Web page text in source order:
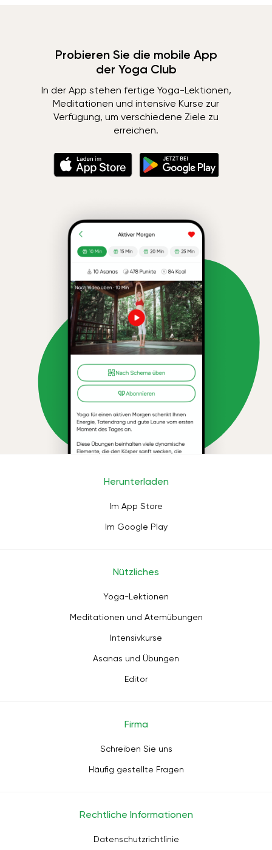
Probieren Sie die mobile App
der Yoga Club
In der App stehen fertige Yoga-Lektionen,
Meditationen und intensive Kurse zur
Verfügung, um verschiedene Ziele zu
erreichen.
Herunterladen
Im App Store
Im Google Play
Nützliches
Yoga-Lektionen
Meditationen und Atemübungen
Intensivkurse
Asanas und Übungen
Editor
Firma
Schreiben Sie uns
Häufig gestellte Fragen
Rechtliche Informationen
Datenschutzrichtlinie